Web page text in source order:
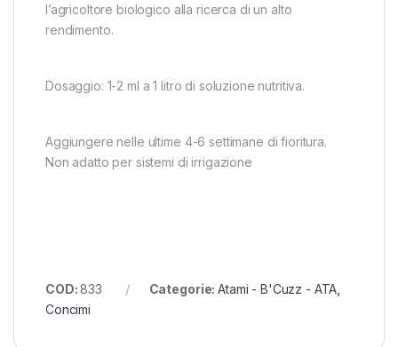
l’agricoltore biologico alla ricerca di un alto
rendimento.
Dosaggio: 1-2 ml a 1 litro di soluzione nutritiva.
Aggiungere nelle ultime 4-6 settimane di fioritura.
Non adatto per sistemi di irrigazione
COD:833 Categorie:Atami - B'Cuzz - ATA
Concimi